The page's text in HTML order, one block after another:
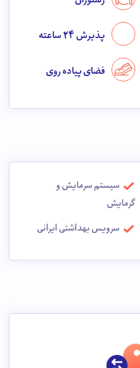
پذیرش 24 ساعته
فضای پیاده روی
سیستم سرمایش و
گرمایش
سرویس بهداشتی ایرانی